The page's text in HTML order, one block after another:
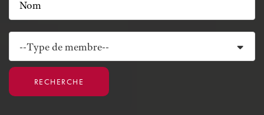
--Type de membre--
RECHERCHE